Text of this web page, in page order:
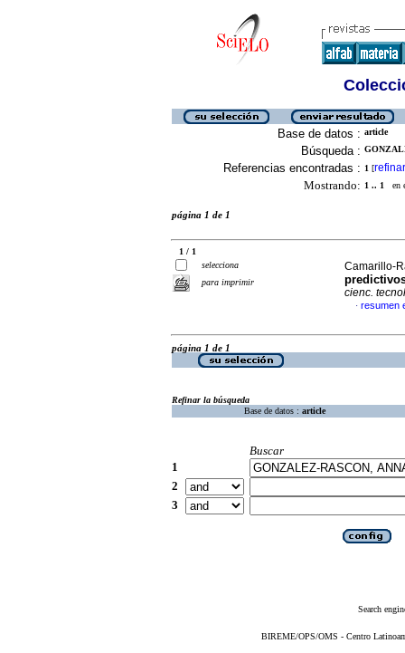
Base de datos : article
Búsqueda :
Referencias encontradas : 1 [refinar
Mostrando: 1 .. 1 en
página 1 de 1
1 / 1
selecciona
para imprimir
Camarillo-
cienc.
· resumen
página 1 de 1
Refinar la búsqueda
Base de datos : article
Buscar
1
2
3
Search
BIREME/OPS/OMS - Centro